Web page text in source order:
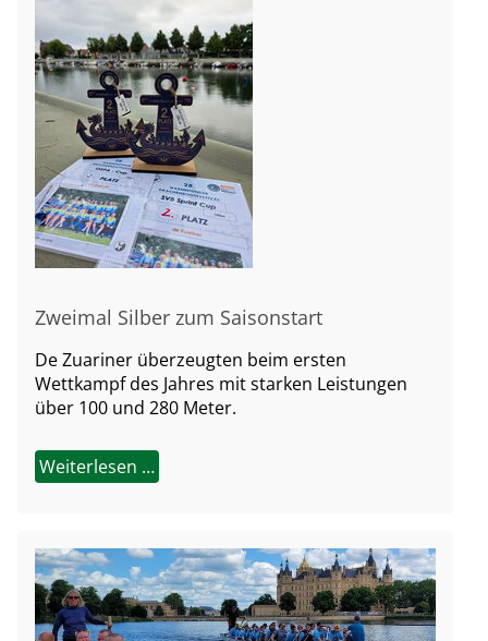
Zweimal Silber zum Saisonstart
De Zuariner überzeugten beim ersten
Wettkampf des Jahres mit starken Leistungen
über 100 und 280 Meter.
Weiterlesen …